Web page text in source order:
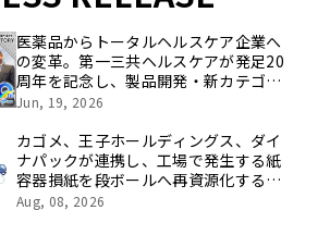
医薬品からトータルヘルスケア企業へ
の変革。第一三共ヘルスケアが発足20
周年を記念し、製品開発・新カテゴリ
挑戦の舞台や旧社統合時のエピソード
像を公開！
Jun, 19, 2026
カゴメ、王子ホールディングス、ダイ
ナパックが連携し、工場で発生する紙
容器損紙を段ボールへ再資源化する実
証を開始
Aug, 08, 2026